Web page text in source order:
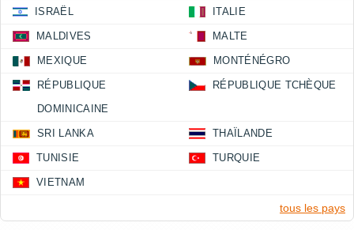
ISRAËL ITALIE
MALDIVES MALTE
MEXIQUE MONTÉNÉGRO
RÉPUBLIQUE
DOMINICAINE
RÉPUBLIQUE TCHÈQUE
SRI LANKA THAÏLANDE
TUNISIE TURQUIE
VIETNAM
tous les pays